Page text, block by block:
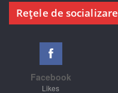
Rețele de socializare
Facebook
Likes